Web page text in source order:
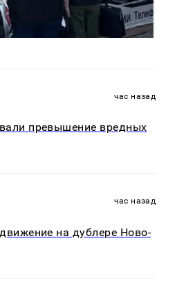
час назад
превышение вредных
час назад
на дублере Ново-